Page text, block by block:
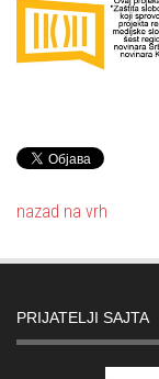
nazad na vrh
PRIJATELJI SAJTA